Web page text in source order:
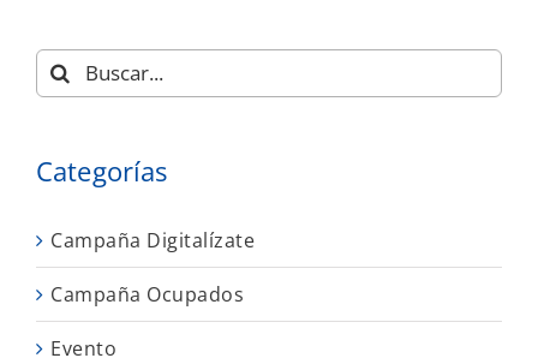
Buscar:
Categorías
Campaña Digitalízate
Campaña Ocupados
Evento